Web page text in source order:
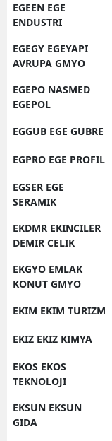
EGEEN EGE
ENDUSTRI
EGEGY EGEYAPI
AVRUPA GMYO
EGEPO NASMED
EGEPOL
EGGUB EGE GUBRE
EGPRO EGE PROFIL
EGSER EGE
SERAMIK
EKDMR EKINCILER
DEMIR CELIK
EKGYO EMLAK
KONUT GMYO
EKIM EKIM TURIZM
EKIZ EKIZ KIMYA
EKOS EKOS
TEKNOLOJI
EKSUN EKSUN
GIDA